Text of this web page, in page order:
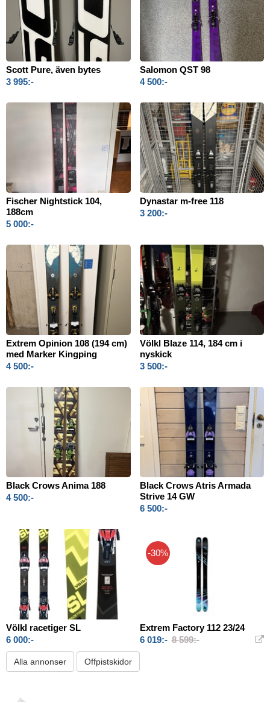
Scott Pure, även bytes
3 995:-
Salomon QST 98
4 500:-
Fischer Nightstick 104,
188cm
5 000:-
Dynastar m-free 118
3 200:-
Extrem Opinion 108 (194 cm)
med Marker Kingping
4 500:-
Völkl Blaze 114, 184 cm i
nyskick
3 500:-
Black Crows Anima 188
4 500:-
Black Crows Atris Armada
Strive 14 GW
6 500:-
Völkl racetiger SL
6 000:-
-30%
Extrem Factory 112 23/24
6 019:- 8 599:-
Alla annonser Offpistskidor